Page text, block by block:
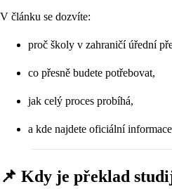
V článku se dozvíte:
proč školy v zahraničí úřední
co přesně budete potřebovat,
jak celý proces probíhá,
a kde najdete oficiální
📌 Kdy je překlad